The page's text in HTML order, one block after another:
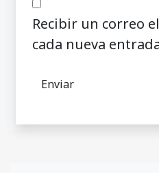
Recibir un correo
cada nueva